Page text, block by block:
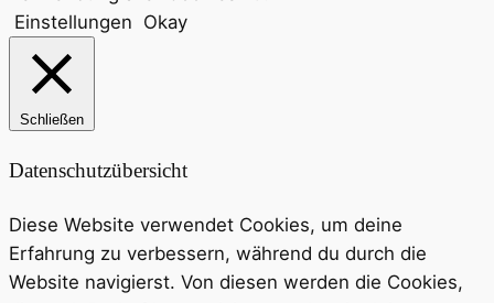
Einstellungen Okay
Schließen
Datenschutzübersicht
Diese Website verwendet Cookies, um deine
Erfahrung zu verbessern, während du durch die
Website navigierst. Von diesen werden die Cookies,